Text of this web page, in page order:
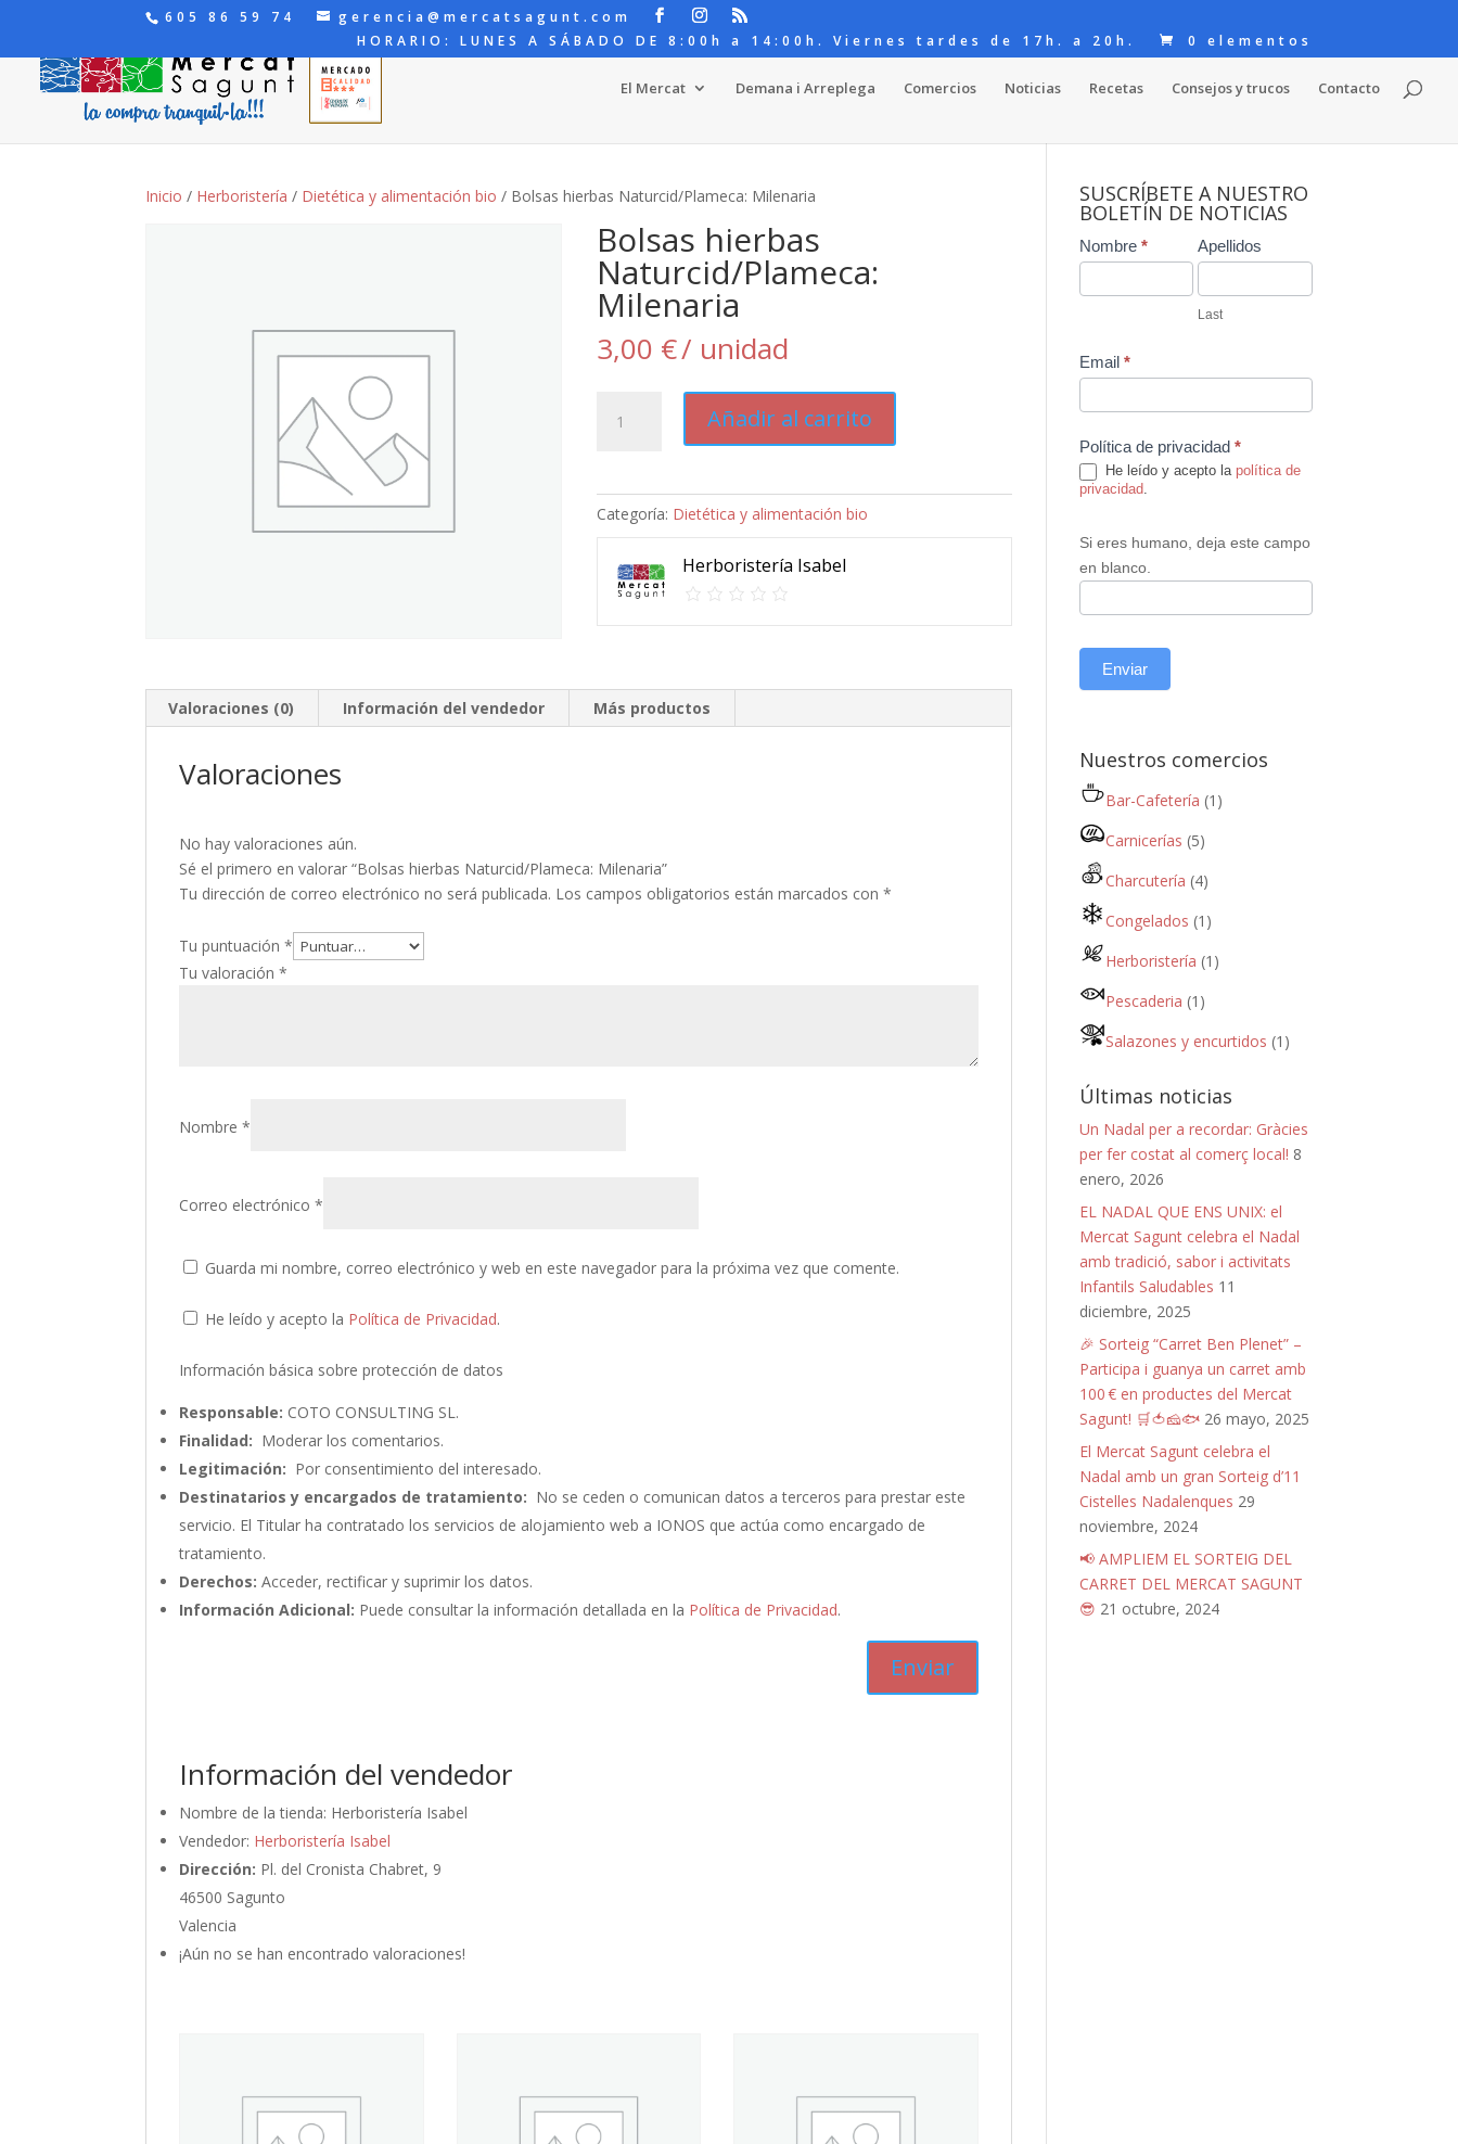
605 86 59 74
gerencia@mercatsagunt.com
HORARIO: LUNES A SÁBADO DE 8:00h a 14:00h. Viernes tardes de 17h. a 20h.
0 elementos
El Mercat Demana i Arreplega Comercios Noticias Recetas Consejos y trucos Contacto
Inicio / Herboristería / Dietética y alimentación bio / Bolsas hierbas Naturcid/Plameca: Milenaria
Bolsas hierbas
Naturcid/Plameca:
Milenaria
3,00 €/ unidad
hierbas
Naturcid/Plameca:
cantidad
Añadir al carrito
Categoría: Dietética y alimentación bio
Herboristería Isabel
Valoraciones (0) Información del vendedor Más productos
Valoraciones
No hay valoraciones aún.
Sé el primero en valorar “Bolsas hierbas Naturcid/Plameca: Milenaria”
Tu dirección de correo electrónico no será publicada. Los campos obligatorios están marcados con*
Tu puntuación*
Tu valoración*
Nombre*
Correo electrónico*
Guarda mi nombre, correo electrónico y web en este navegador para la próxima vez que comente.
He leído y acepto la Política de Privacidad.
Información básica sobre protección de datos
Responsable: COTO CONSULTING SL.
Finalidad: Moderar los comentarios.
Legitimación: Por consentimiento del interesado.
Destinatarios y encargados de tratamiento: No se ceden o comunican datos a terceros para prestar este
servicio. El Titular ha contratado los servicios de alojamiento web a IONOS que actúa como encargado de
tratamiento.
Derechos: Acceder, rectificar y suprimir los datos.
Información Adicional: Puede consultar la información detallada en la Política de Privacidad.
Información del vendedor
Nombre de la tienda: Herboristería Isabel
Vendedor: Herboristería Isabel
Dirección: Pl. del Cronista Chabret, 9
46500 Sagunto
Valencia
¡Aún no se han encontrado valoraciones!
SUSCRÍBETE A NUESTRO
BOLETÍN DE NOTICIAS
Contact
Us
Nombre * Apellidos
Last
Email *
Política de privacidad *
He leído y acepto la política de
privacidad.
Si eres humano, deja este campo
en blanco.
Enviar
Nuestros comercios
Bar-Cafetería (1)
Carnicerías (5)
Charcutería (4)
Congelados (1)
Herboristería (1)
Pescaderia (1)
Salazones y encurtidos (1)
Últimas noticias
Un Nadal per a recordar: Gràcies
per fer costat al comerç local! 8
enero, 2026
EL NADAL QUE ENS UNIX: el
Mercat Sagunt celebra el Nadal
amb tradició, sabor i activitats
Infantils Saludables 11
diciembre, 2025
🎉 Sorteig “Carret Ben Plenet” –
Participa i guanya un carret amb
100 € en productes del Mercat
Sagunt! 🛒🍅🧀🐟 26 mayo, 2025
El Mercat Sagunt celebra el
Nadal amb un gran Sorteig d’11
Cistelles Nadalenques 29
noviembre, 2024
📢 AMPLIEM EL SORTEIG DEL
CARRET DEL MERCAT SAGUNT
😎 21 octubre, 2024